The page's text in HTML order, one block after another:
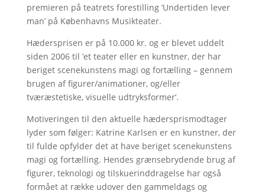
premieren på teatrets forestilling ’Undertiden lever
man’ på Københavns Musikteater.
Hædersprisen er på 10.000 kr. og er blevet uddelt
siden 2006 til ’et teater eller en kunstner, der har
beriget scenekunstens magi og fortælling – gennem
brugen af figurer/animationer, og/eller
tværæstetiske, visuelle udtryksformer’.
Motiveringen til den aktuelle hædersprismodtager
lyder som følger: Katrine Karlsen er en kunstner, der
til fulde opfylder det at have beriget scenekunstens
magi og fortælling. Hendes grænsebrydende brug af
figurer, teknologi og tilskuerinddragelse har også
formået at række udover den gammeldags og